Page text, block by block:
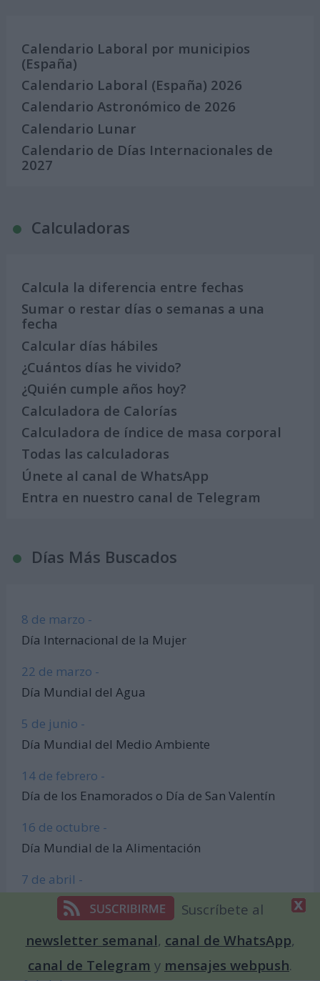
Calendario Laboral por municipios
(España)
Calendario Laboral (España) 2026
Calendario Astronómico de 2026
Calendario Lunar
Calendario de Días Internacionales de
2027
Calculadoras
Calcula la diferencia entre fechas
Sumar o restar días o semanas a una
fecha
Calcular días hábiles
¿Cuántos días he vivido?
¿Quién cumple años hoy?
Calculadora de Calorías
Calculadora de índice de masa corporal
Todas las calculadoras
Únete al canal de WhatsApp
Entra en nuestro canal de Telegram
Días Más Buscados
8 de marzo -
Día Internacional de la Mujer
22 de marzo -
Día Mundial del Agua
5 de junio -
Día Mundial del Medio Ambiente
14 de febrero -
Día de los Enamorados o Día de San Valentín
16 de octubre -
Día Mundial de la Alimentación
7 de abril -
Día Mundial de la Salud
21 de julio -
Día Mundial del Perro
Suscríbete al
newsletter semanal, canal de WhatsApp,
canal de Telegram y mensajes webpush.